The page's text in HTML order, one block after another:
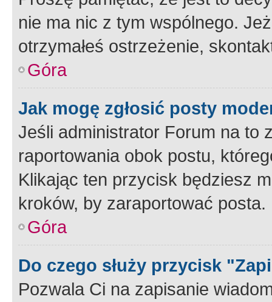
nie ma nic z tym wspólnego.
otrzymałeś ostrzeżenie,
Góra
Jak mogę zgłosić posty
Jeśli administrator Forum na to
raportowania obok postu,
Klikając ten przycisk będziesz
kroków, by zaraportować posta.
Góra
Do czego służy przycisk
Pozwala Ci na zapisanie